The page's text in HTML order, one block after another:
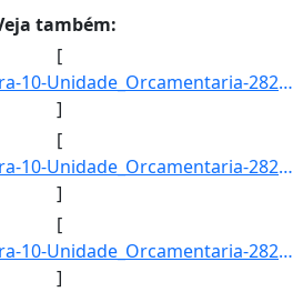
também:
[
11203: Ano-2008-Esfera-10-Unidade_Orcamentaria-28202-Funcao-22-SubFuncao-128-Programa-0390-Acao-4572-Locali]
]
[
11204: Ano-2008-Esfera-10-Unidade_Orcamentaria-28202-Funcao-22-SubFuncao-131-Programa-0390-Acao-4641-Locali]
]
[
11205: Ano-2008-Esfera-10-Unidade_Orcamentaria-28202-Funcao-22-SubFuncao-212-Programa-0681-Acao-0007-Locali]
]